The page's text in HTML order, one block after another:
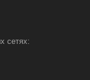
сетях: